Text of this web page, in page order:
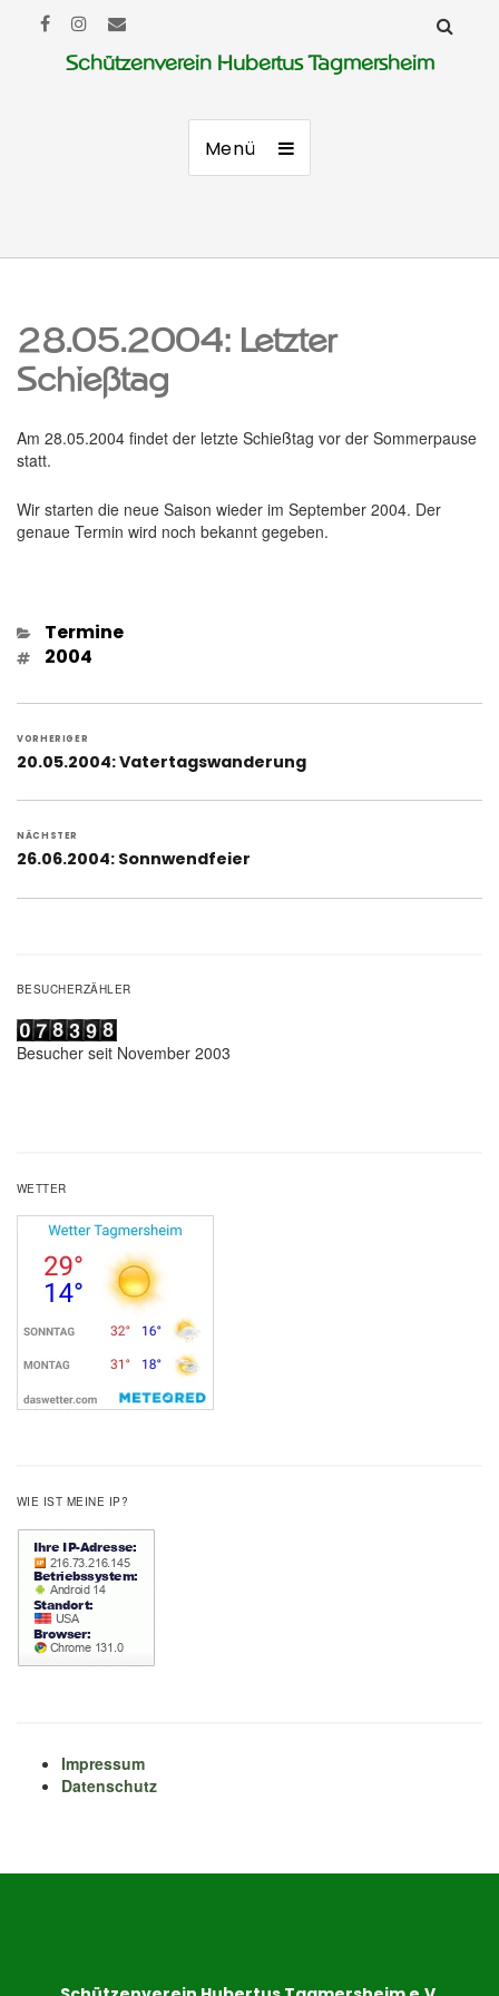
Schützenverein Hubertus Tagmersheim
Menü
28.05.2004: Letzter
Schießtag
Am 28.05.2004 findet der letzte Schießtag vor der Sommerpause
statt.
Wir starten die neue Saison wieder im September 2004. Der
genaue Termin wird noch bekannt gegeben.
Kategorien
Termine
Schlagwörter
2004
VORHERIGER
Vorheriger
20.05.2004: Vatertagswanderung
NÄCHSTER
Nächster
26.06.2004: Sonnwendfeier
BESUCHERZÄHLER
Besucher seit November 2003
WETTER
WIE IST MEINE IP?
Impressum
Datenschutz